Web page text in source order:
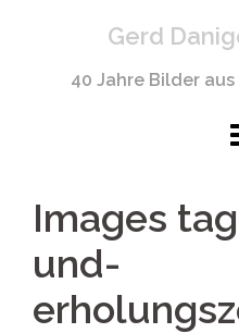
Gerd
40 Jahre Bilder
Images
und-